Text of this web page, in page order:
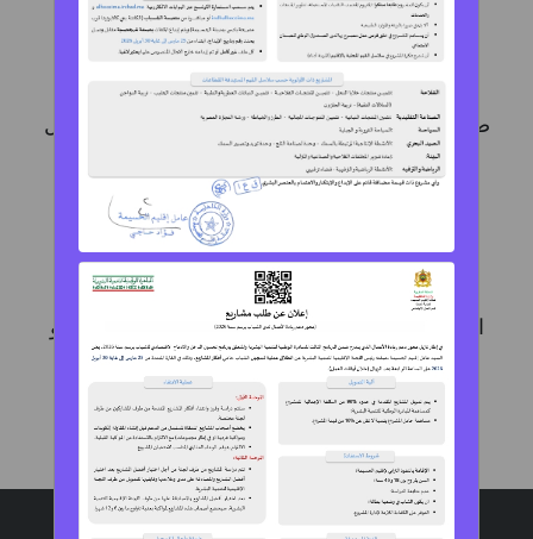
ضمان التنسيق الأمثل لمختلف عروض المواكبة خلال
جميع مراحل إنشاء المقاولة.
المساهمة في الحد من أبرز المشاكل اللإجتماعية و
اللإقتصادية باللإقليم.